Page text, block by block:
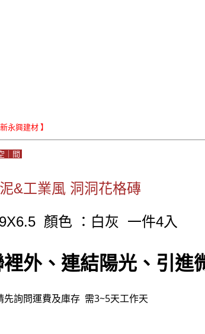
永興建材 】
｜間
&工業風 洞洞花格磚
顏色 ：白灰 一件4入
裡外、連結陽光、引進
先詢問運費及庫存 需3~5天工作天